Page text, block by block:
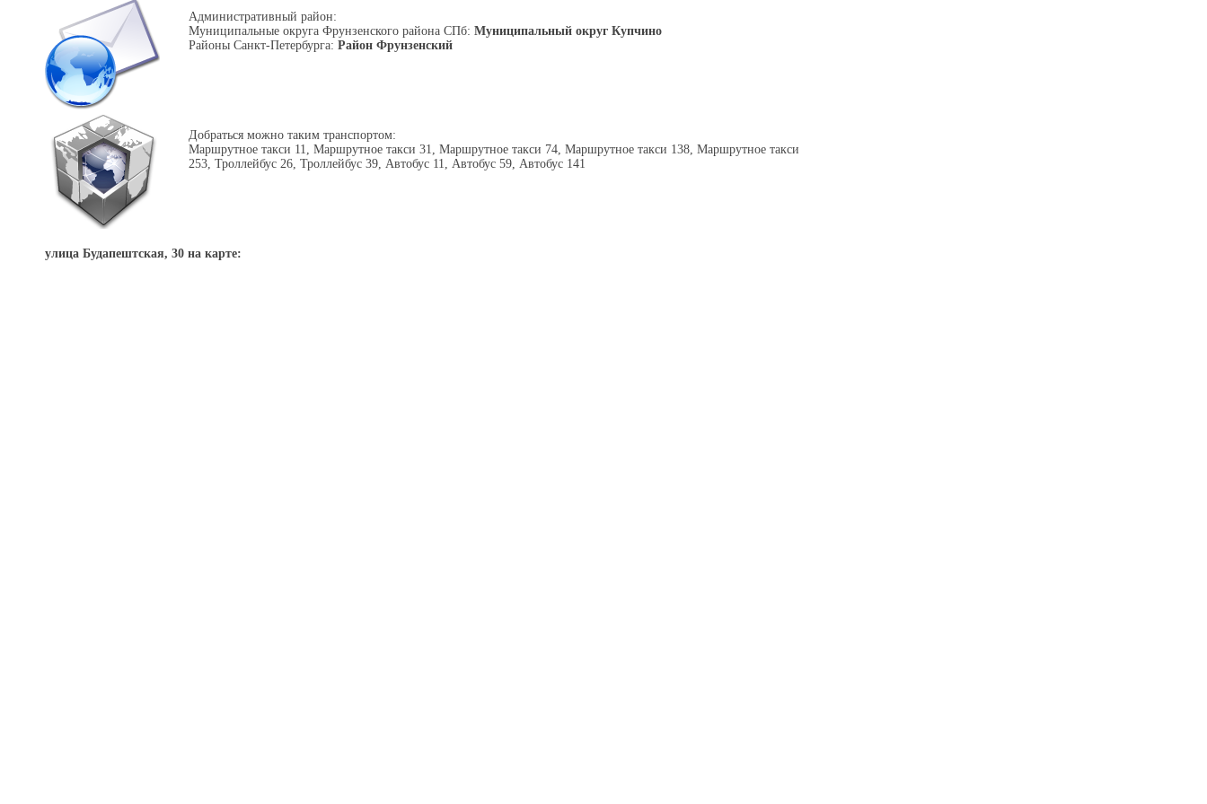
Административный район:
Муниципальные округа Фрунзенского района СПб: Муниципальный округ Купчино
Районы Санкт-Петербурга: Район Фрунзенский
Добраться можно таким транспортом:
Маршрутное такси 11, Маршрутное такси 31, Маршрутное такси 74, Маршрутное такси 138, Маршрутное такси
253, Троллейбус 26, Троллейбус 39, Автобус 11, Автобус 59, Автобус 141
улица Будапештская, 30 на карте: